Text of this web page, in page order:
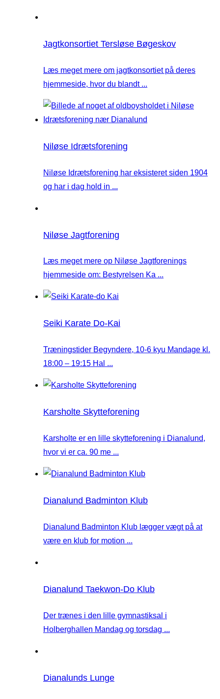
Jagtkonsortiet Tersløse Bøgeskov
Læs meget mere om jagtkonsortiet på deres
hjemmeside, hvor du blandt ...
Niløse Idrætsforening
Niløse Idrætsforening har eksisteret siden 1904
og har i dag hold in ...
Niløse Jagtforening
Læs meget mere op Niløse Jagtforenings
hjemmeside om: Bestyrelsen Ka ...
Seiki Karate Do-Kai
Træningstider Begyndere, 10-6 kyu Mandage kl.
18:00 – 19:15 Hal ...
Karsholte Skytteforening
Karsholte er en lille skytteforening i Dianalund,
hvor vi er ca. 90 me ...
Dianalund Badminton Klub
Dianalund Badminton Klub lægger vægt på at
være en klub for motion ...
Dianalund Taekwon-Do Klub
Der trænes i den lille gymnastiksal i
Holberghallen Mandag og torsdag ...
Dianalunds Lunge